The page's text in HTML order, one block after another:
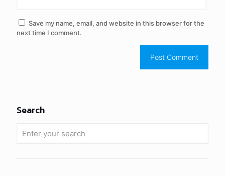
Save my name, email, and website in this browser for the
next time I comment.
Search